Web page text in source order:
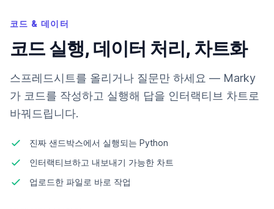
코드 & 데이터
코드 실행, 데이터 처리, 차트화
스프레드시트를 올리거나 질문만 하세요 — Marky
가 코드를 작성하고 실행해 답을 인터랙티브 차트로
바꿔드립니다.
진짜 샌드박스에서 실행되는 Python
인터랙티브하고 내보내기 가능한 차트
업로드한 파일로 바로 작업